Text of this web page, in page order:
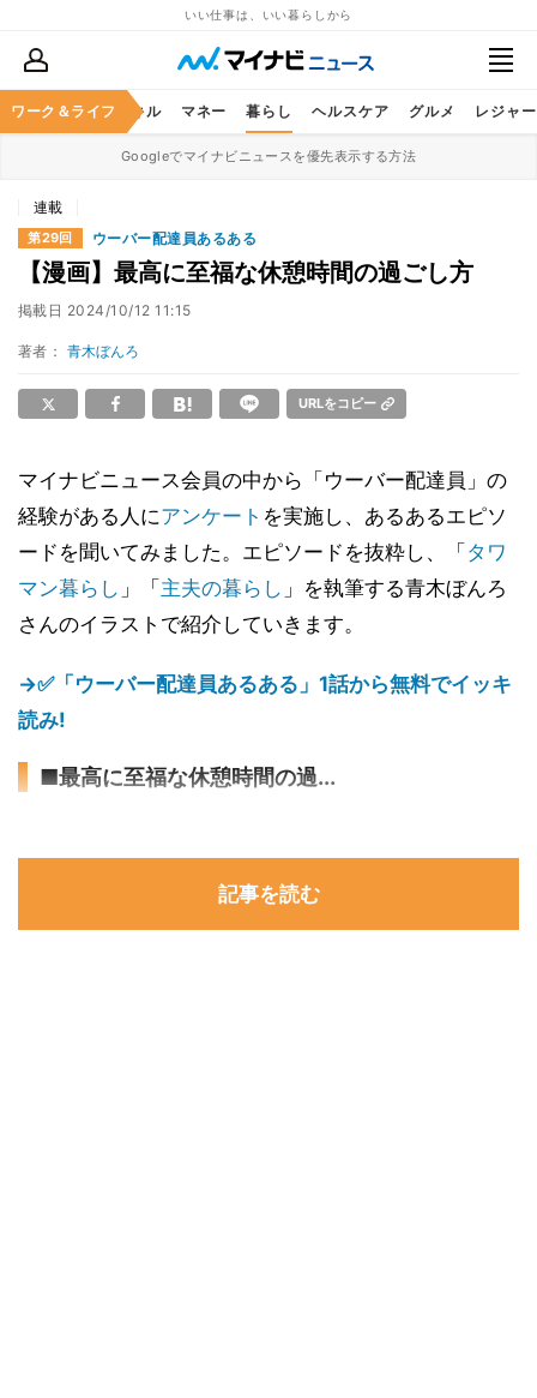
いい仕事は、いい暮らしから
ワーク＆ライフ
ア ビジネススキル マネー 暮らし ヘルスケア グルメ レジャー
Googleでマイナビニュースを優先表示する方法
連載
第29回 ウーバー配達員あるある
【漫画】最高に至福な休憩時間の過ごし方
掲載日 2024/10/12 11:15
著者： 青木ぼんろ
URLをコピー
マイナビニュース会員の中から「ウーバー配達員」の
経験がある人にアンケート を実施し、あるあるエピソ
ードを聞いてみました。エピソードを抜粋し、「 タワ
マン暮らし 」「 主夫の暮らし 」を執筆する青木ぼんろ
さんのイラストで紹介していきます。
→✅「ウーバー配達員あるある」1話から無料でイッキ
読み!
■最高に至福な休憩時間の過...
記事を読む